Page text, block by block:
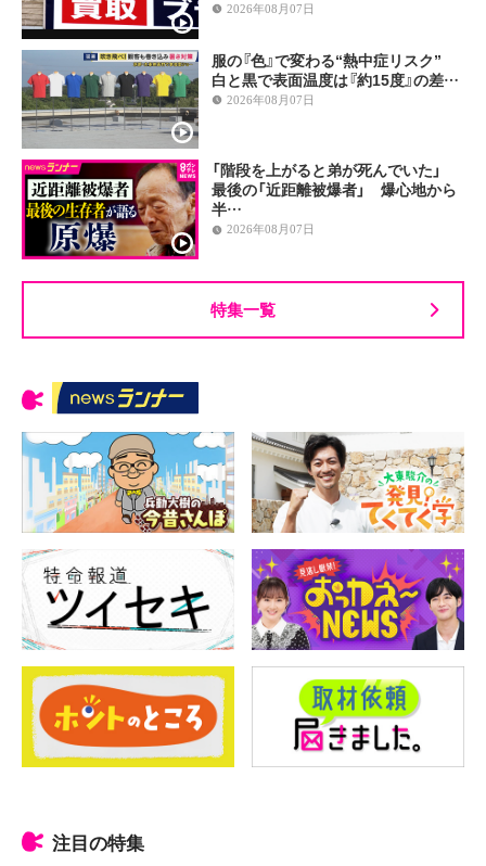
2026年08月07日
服の『色』で変わる“熱中症リスク”
白と黒で表面温度は『約15度』の差…
2026年08月07日
「階段を上がると弟が死んでいた」
最後の「近距離被爆者」 爆心地から
半…
2026年08月07日
特集一覧
注目の特集